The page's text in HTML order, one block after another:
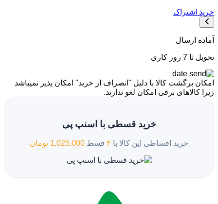
خرید اشتراک
آماده ارسال
تحویل تا 7 روز کاری
امکان برگشت کالا با دلیل "انصراف از خرید" امکان پذیر نمیباشد
زیرا کالاهای برقی امکان لغو ندارند.
خرید قسطی با اسنپ پی
خرید اقساطی این کالا با ۴ قسط 1,025,000 تومان